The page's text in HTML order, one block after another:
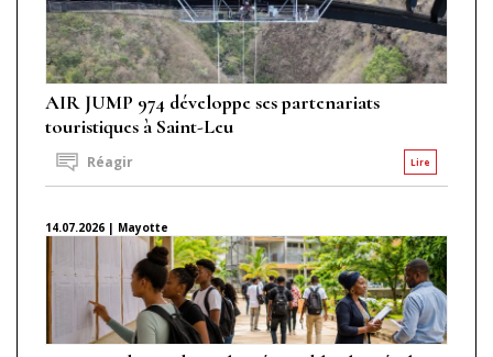
AIR JUMP 974 développe ses partenariats
touristiques à Saint-Leu
Lire
Réagir
14.07.2026 | Mayotte